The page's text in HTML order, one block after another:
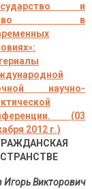
и
в
научно-
(03
2012 г.)
Игорь Викторович